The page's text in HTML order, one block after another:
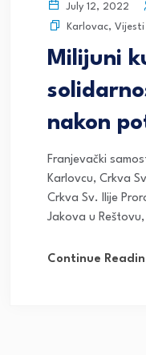
July 12, 2022
Karlovac, Vijesti
Milijuni
nakon
Franjevački
Karlovcu, Crkva
Crkva Sv. Ilije
Jakova u
Continue